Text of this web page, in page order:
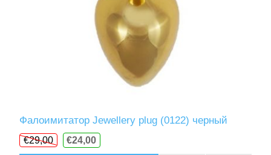
Фалоимитатор Jewellery plug (0122) черный
€29,00 €24,00